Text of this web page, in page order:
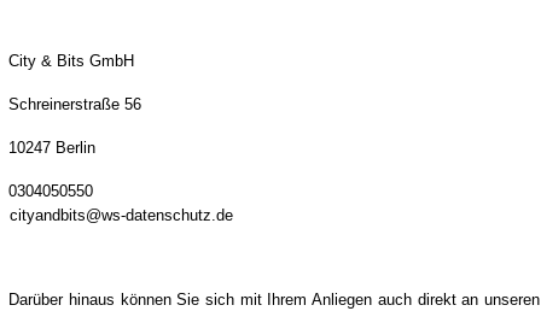
City & Bits GmbH
Schreinerstraße 56
10247 Berlin
0304050550
cityandbits@ws-datenschutz.de
Darüber hinaus können Sie sich mit Ihrem Anliegen auch direkt an unseren